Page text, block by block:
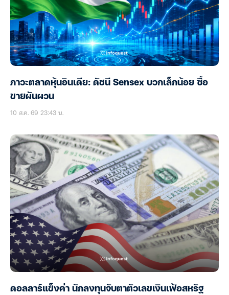
ภาวะตลาดหุ้นอินเดีย: ดัชนี Sensex บวกเล็กน้อย ซื้อ
ขายผันผวน
10 ส.ค. 69 23:43 น.
ดอลลาร์แข็งค่า นักลงทุนจับตาตัวเลขเงินเฟ้อสหรัฐ